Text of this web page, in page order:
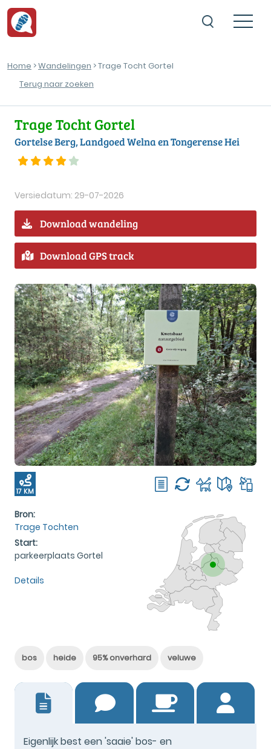
Home >Wandelingen > Trage Tocht Gortel
Terug naar zoeken
Trage Tocht Gortel
Gortelse Berg, Landgoed Welna en Tongerense Hei
Versiedatum: 29-07-2026
Download wandeling
Download GPS track
17 KM
Bron:
Trage Tochten
Start:
parkeerplaats Gortel
Details
bos heide 95% onverhard veluwe
Eigenlijk best een 'saaie' bos- en